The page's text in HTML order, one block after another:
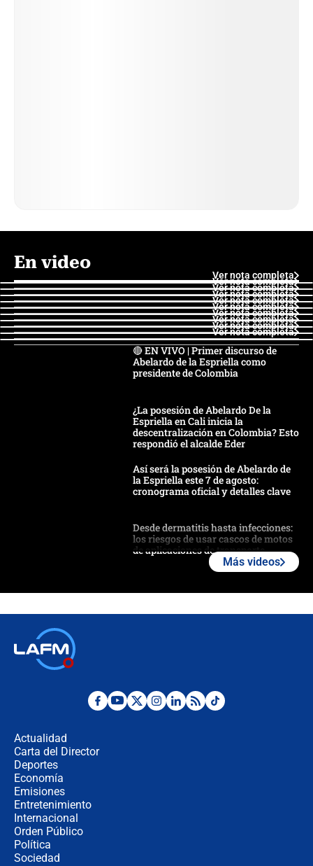
En video
Ver nota completa
Ver nota completa
Ver nota completa
Ver nota completa
Ver nota completa
Ver nota completa
Ver nota completa
Ver nota completa
Ver nota completa
Ver nota completa
🔴 EN VIVO | Primer discurso de
Abelardo de la Espriella como
presidente de Colombia
¿La posesión de Abelardo De la
Espriella en Cali inicia la
descentralización en Colombia? Esto
respondió el alcalde Eder
Así será la posesión de Abelardo de
la Espriella este 7 de agosto:
cronograma oficial y detalles clave
Desde dermatitis hasta infecciones:
los riesgos de usar cascos de motos
de aplicaciones de transporte
Posesión de Abelardo De La Espriella
Más videos
Actualidad
Carta del Director
Deportes
Economía
Emisiones
Entretenimiento
Internacional
Orden Público
Política
Sociedad